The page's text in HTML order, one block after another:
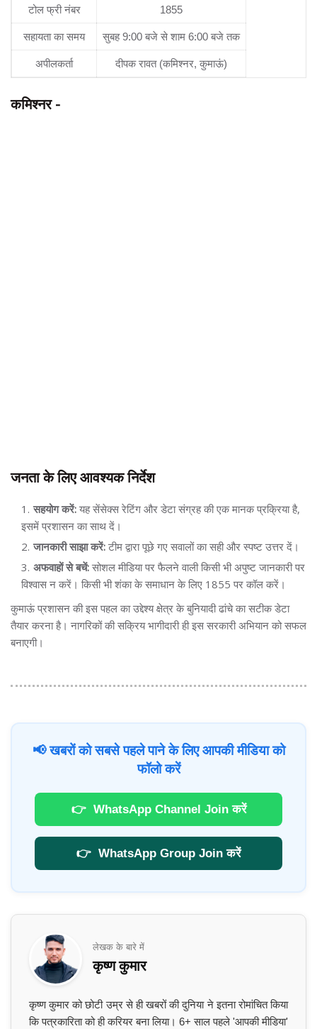
टोल फ्री नंबर 1855
सहायता का समय सुबह 9:00 बजे से शाम 6:00 बजे तक
अपीलकर्ता दीपक रावत (कमिश्नर, कुमाऊं)
कमिश्नर -
जनता के लिए आवश्यक निर्देश
सहयोग करें: यह सेंसेक्स रेटिंग और डेटा संग्रह की एक मानक प्रक्रिया है,
इसमें प्रशासन का साथ दें।
जानकारी साझा करें: टीम द्वारा पूछे गए सवालों का सही और स्पष्ट उत्तर दें।
अफवाहों से बचें: सोशल मीडिया पर फैलने वाली किसी भी अपुष्ट जानकारी पर
विश्वास न करें। किसी भी शंका के समाधान के लिए 1855 पर कॉल करें।
कुमाऊं प्रशासन की इस पहल का उद्देश्य क्षेत्र के बुनियादी ढांचे का सटीक डेटा
तैयार करना है। नागरिकों की सक्रिय भागीदारी ही इस सरकारी अभियान को सफल
बनाएगी।
📢 खबरों को सबसे पहले पाने के लिए आपकी मीडिया को
फॉलो करें
👉 WhatsApp Channel Join करें
👉 WhatsApp Group Join करें
लेखक के बारे में
कृष्ण कुमार
कृष्ण कुमार को छोटी उम्र से ही खबरों की दुनिया ने इतना रोमांचित किया
कि पत्रकारिता को ही करियर बना लिया। 6+ साल पहले 'आपकी मीडिया'